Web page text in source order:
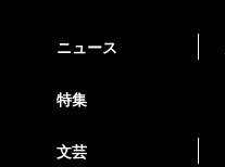
ニュース
特集
文芸